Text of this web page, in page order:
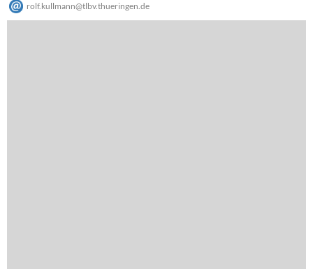
rolf.kullmann@tlbv.thueringen.de